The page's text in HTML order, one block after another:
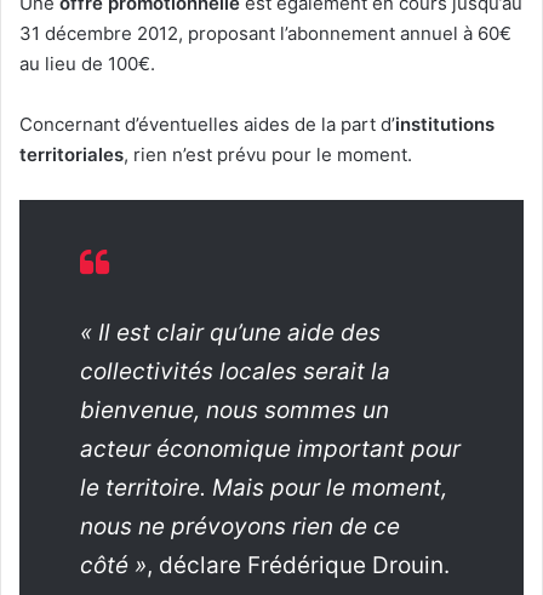
31 décembre 2012, proposant l’abonnement annuel à 60€
au lieu de 100€.
Concernant d’éventuelles aides de la part d’institutions
territoriales, rien n’est prévu pour le moment.
« Il est clair qu’une aide des
collectivités locales serait la
bienvenue, nous sommes un
acteur économique important pour
le territoire. Mais pour le moment,
nous ne prévoyons rien de ce
côté », déclare Frédérique Drouin.